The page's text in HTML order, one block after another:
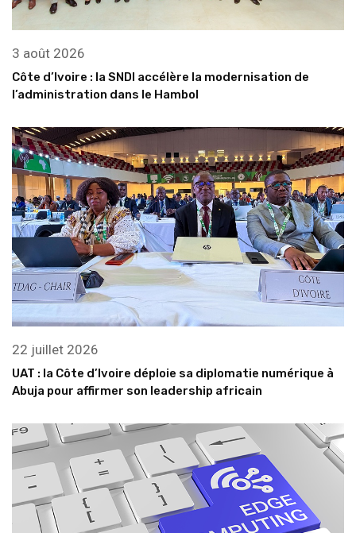
3 août 2026
Côte d’Ivoire : la SNDI accélère la modernisation de
l’administration dans le Hambol
22 juillet 2026
UAT : la Côte d’Ivoire déploie sa diplomatie numérique à
Abuja pour affirmer son leadership africain